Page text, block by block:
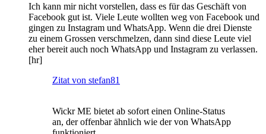
Ich kann mir nicht vorstellen, dass es für das Geschäft von
Facebook gut ist. Viele Leute wollten weg von Facebook und
gingen zu Instagram und WhatsApp. Wenn die drei Dienste
zu einem Grossen verschmelzen, dann sind diese Leute viel
eher bereit auch noch WhatsApp und Instagram zu verlassen.
[hr]
Zitat von stefan81
Wickr ME bietet ab sofort einen Online-Status
an, der offenbar ähnlich wie der von WhatsApp